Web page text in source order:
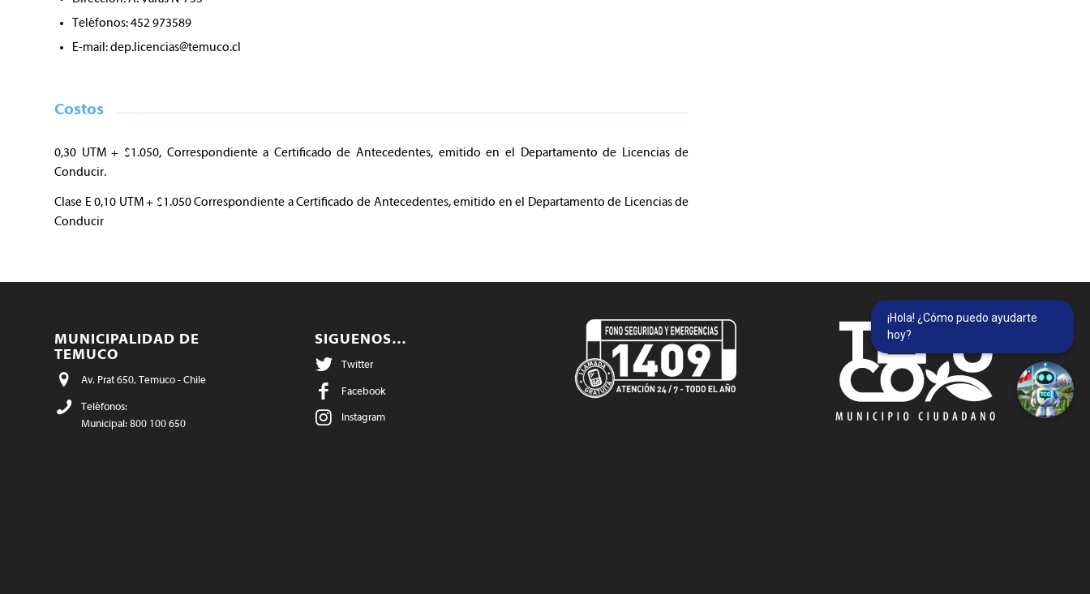
Teléfonos: 452 973589
E-mail:dep.licencias@temuco.cl
Costos
0,30 UTM + $1.050, Correspondiente a Certificado de Antecedentes, emitido en el Departamento de Licencias de
Conducir.
Clase E 0,10 UTM + $1.050 Correspondiente a Certificado de Antecedentes, emitido en el Departamento de Licencias de
Conducir
MUNICIPALIDAD DE
TEMUCO
Av. Prat 650, Temuco - Chile
Teléfonos:
Municipal: 800 100 650
SIGUENOS…
Twitter
Facebook
Instagram
¡Hola! ¿Cómo puedo ayudarte
hoy?